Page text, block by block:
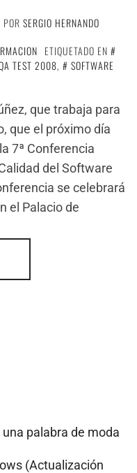
POR SERGIO HERNANDO
ETIQUETADO EN
TEST 2008,
SOFTWARE
que trabaja para
que el próximo día
7ª Conferencia
del Software
se celebrará
el Palacio de
palabra de moda
(Actualización